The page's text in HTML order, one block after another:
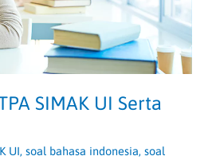
SIMAK UI Serta
UI, soal bahasa indonesia, soal